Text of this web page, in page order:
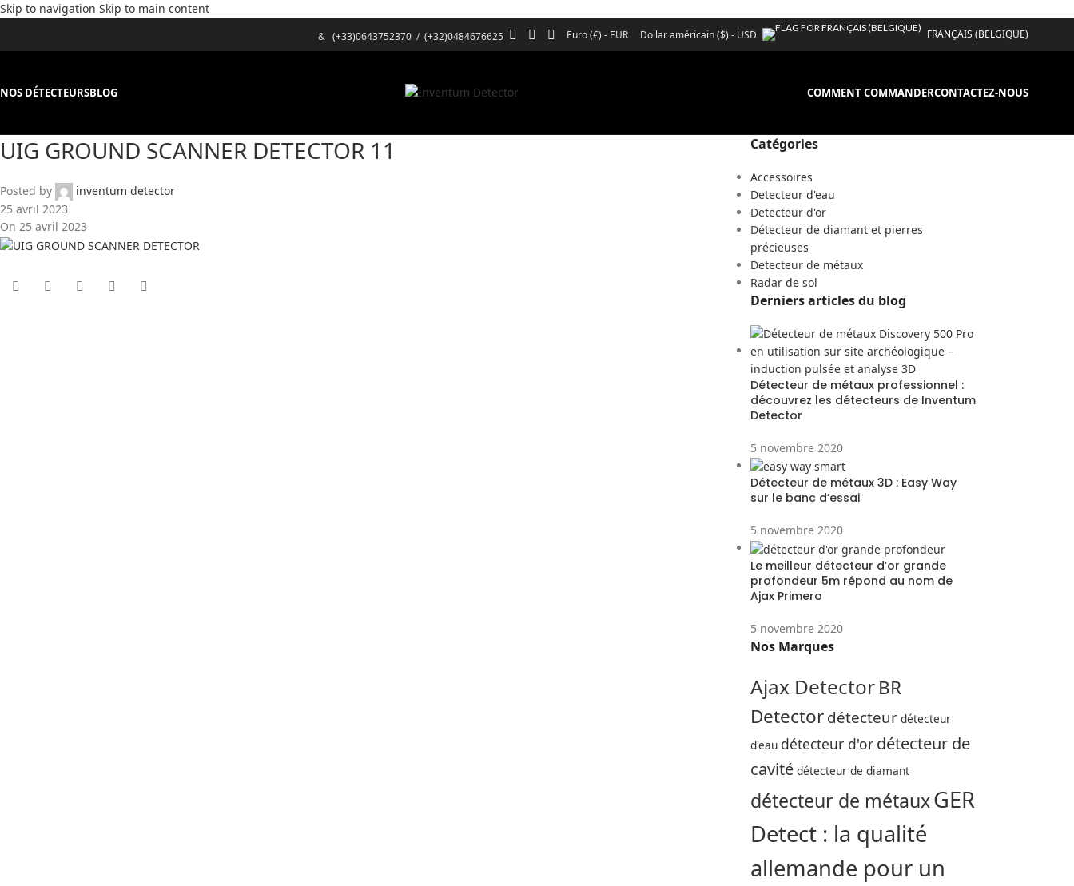
Skip to navigation Skip to main content
& (+33)0643752370/ (+32)0484676625 Euro (€) - EUR Dollar américain ($) - USD FRANÇAIS (BELGIQUE)
NOS DÉTECTEURSBLOG COMMENT COMMANDERCONTACTEZ-NOUS
UIG GROUND SCANNER DETECTOR 11
Posted by
inventum detector
25 avril 2023
On 25 avril 2023
Catégories
Accessoires
Detecteur d'eau
Detecteur d'or
Détecteur de diamant et pierres
précieuses
Detecteur de métaux
Radar de sol
Derniers articles du blog
Détecteur de métaux professionnel :
découvrez les détecteurs de Inventum
Detector
5 novembre 2020
Détecteur de métaux 3D : Easy Way
sur le banc d’essai
5 novembre 2020
Le meilleur détecteur d’or grande
profondeur 5m répond au nom de
Ajax Primero
5 novembre 2020
Nos Marques
Ajax DetectorBR
Detectordétecteur détecteur
d'eau détecteur d'or détecteur de
cavité détecteur de diamant
détecteur de métauxGER
Detect : la qualité
allemande pour un